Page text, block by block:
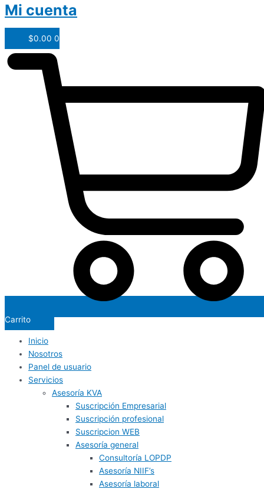
Mi cuenta
$0.00 0
Carrito
Inicio
Nosotros
Panel de usuario
Servicios
Asesoría KVA
Suscripción Empresarial
Suscripción profesional
Suscripcion WEB
Asesoría general
Consultoría LOPDP
Asesoría NIIF’s
Asesoría laboral